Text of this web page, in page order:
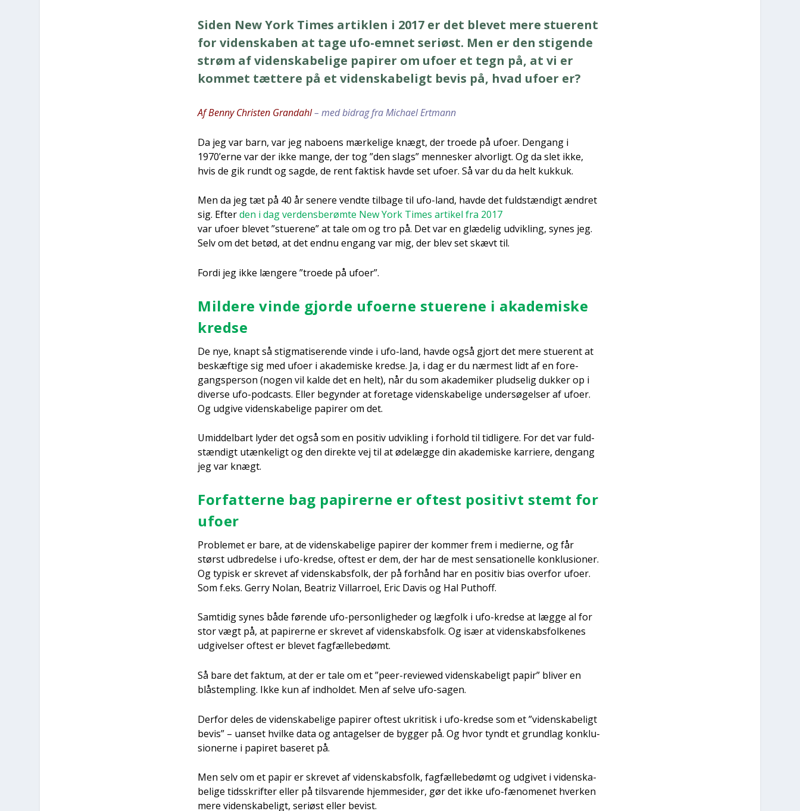
Siden New York Times artik­len i 2017 er det ble­vet mere stu­e­rent
for viden­ska­ben at tage ufo-emnet seri­øst. Men er den sti­gen­de
strøm af viden­ska­be­li­ge papi­rer om ufo­er et tegn på, at vi er
kom­met tæt­te­re på et viden­ska­be­ligt bevis på, hvad ufo­er er?
Af Ben­ny Chri­sten Gran­da­hl– med bidrag fra Micha­el Ert­mann
Da jeg var barn, var jeg nabo­ens mær­ke­li­ge knægt, der tro­e­de på ufo­er. Den­gang i
1970’erne var der ikke man­ge, der tog ”den slags” men­ne­sker alvor­ligt. Og da slet ikke,
hvis de gik rundt og sag­de, de rent fak­tisk hav­de set ufo­er. Så var du da helt kuk­kuk.
Men da jeg tæt på 40 år sene­re vend­te til­ba­ge til ufo-land, hav­de det fuld­stæn­digt ændret
sig. Efterden i dag ver­dens­be­røm­te New York Times arti­kel fra 2017
var ufo­er ble­vet ”stu­e­re­ne” at tale om og tro på. Det var en glæ­de­lig udvik­ling, synes jeg.
Selv om det betød, at det end­nu engang var mig, der blev set skævt til.
For­di jeg ikke læn­ge­re ”tro­e­de på ufo­er”.
Mil­de­re vin­de gjor­de ufo­er­ne stu­e­re­ne i aka­de­mi­ske
kred­se
De nye, knapt så stig­ma­ti­se­ren­de vin­de i ufo-land, hav­de også gjort det mere stu­e­rent at
beskæf­ti­ge sig med ufo­er i aka­de­mi­ske kred­se. Ja, i dag er du nær­mest lidt af en fore­
gangs­per­son (nogen vil kal­de det en helt), når du som aka­de­mi­ker plud­se­lig duk­ker op i
diver­se ufo-podcasts. Eller begyn­der at fore­ta­ge viden­ska­be­li­ge under­sø­gel­ser af ufo­er.
Og udgi­ve viden­ska­be­li­ge papi­rer om det.
Umid­del­bart lyder det også som en posi­tiv udvik­ling i for­hold til tid­li­ge­re. For det var fuld­
stæn­digt utæn­ke­ligt og den direk­te vej til at øde­læg­ge din aka­de­mi­ske kar­ri­e­re, den­gang
jeg var knægt.
For­fat­ter­ne bag papi­rer­ne er oftest posi­tivt stemt for
ufo­er
Pro­ble­met er bare, at de viden­ska­be­li­ge papi­rer der kom­mer frem i medi­er­ne, og får
størst udbre­del­se i ufo-kred­se, oftest er dem, der har de mest sen­sa­tio­nel­le kon­klu­sio­ner.
Og typisk er skre­vet af viden­skabs­folk, der på for­hånd har en posi­tiv bias over­for ufo­er.
Som f.eks. Ger­ry Nolan, Bea­triz Vil­lar­ro­el, Eric Davis og Hal Put­hoff.
Sam­ti­dig synes både før­en­de ufo-per­son­lig­he­der og læg­folk i ufo-kred­se at læg­ge al for
stor vægt på, at papi­rer­ne er skre­vet af viden­skabs­folk. Og især at viden­skabs­fol­ke­nes
udgi­vel­ser oftest er ble­vet fag­fæl­lebe­dømt.
Så bare det fak­tum, at der er tale om et ”peer-reviewed viden­ska­be­ligt papir” bli­ver en
blåstem­pling. Ikke kun af ind­hol­det. Men af sel­ve ufo-sagen.
Der­for deles de viden­ska­be­li­ge papi­rer oftest ukri­tisk i ufo-kred­se som et ”viden­ska­be­ligt
bevis” – uan­set hvil­ke data og anta­gel­ser de byg­ger på. Og hvor tyndt et grund­lag kon­klu­
sio­ner­ne i papi­ret base­ret på.
Men selv om et papir er skre­vet af viden­skabs­folk, fag­fæl­lebe­dømt og udgi­vet i viden­ska­
be­li­ge tids­skrif­ter eller på til­sva­ren­de hjem­mesi­der, gør det ikke ufo-fæno­me­net hver­ken
mere viden­ska­be­ligt, seri­øst eller bevist.